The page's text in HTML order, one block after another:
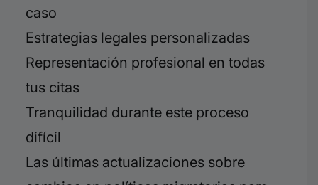
caso
Estrategias legales personalizadas
Representación profesional en todas
tus citas
Tranquilidad durante este proceso
difícil
Las últimas actualizaciones sobre